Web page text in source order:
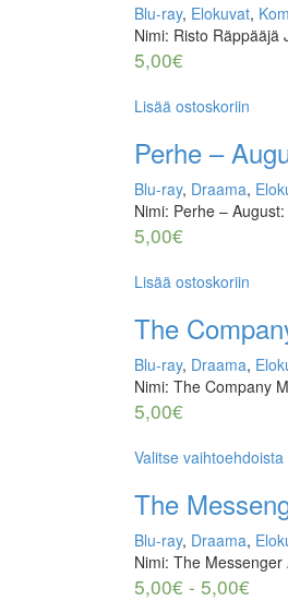
Blu-ray, Elokuvat,
Nimi: Risto
5,00€
Lisää ostoskoriin
Perhe –
Blu-ray, Draama,
Nimi: Perhe –
5,00€
Lisää ostoskoriin
The
Blu-ray, Draama,
Nimi: The Company
5,00€
Valitse vaihtoehdoista
The
Blu-ray, Draama,
Nimi: The
5,00€ - 5,00€